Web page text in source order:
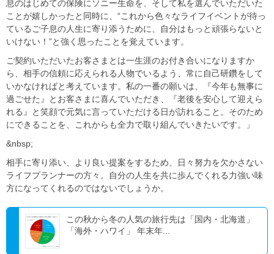
息のはじめての保険にソニー生命を、そして私を選んでいただいた
ことが嬉しかったと同時に、“これから色々なライフイベントが待っ
ているご子息の人生に寄り添うために、自分はもっと頑張らないと
いけない！”と強く思ったことを覚えています。
ご契約いただいたお客さまとは一生涯のお付き合いになりますか
ら、相手の信頼に応えられる人物でいるよう、常に自己研鑽をして
いかなければと考えています。私の一番の願いは、『今年も無事に
過ごせた』とお客さまに喜んでいただき、『老後を安心して迎えら
れる』と笑顔で元気に言っていただける日が訪れること。そのため
にできることを、これからも全力で取り組んでいきたいです。」
&nbsp;
相手に寄り添い、より良い提案をするため、日々努力を欠かさない
ライフプランナーの方々。自分の人生を共に歩んでくれる力強い味
方になってくれるのではないでしょうか。
この秋から冬の人気の旅行先は「国内・北海道」
「海外・ハワイ」 年末年...